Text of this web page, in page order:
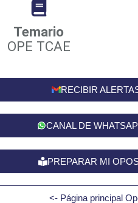
Temario
OPE TCAE
RECIBIR
CANAL DE
PREPARAR MI
<- Página principal